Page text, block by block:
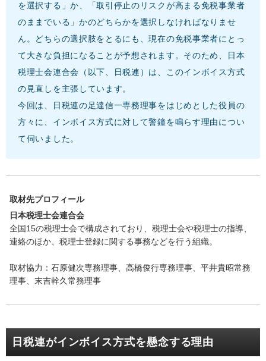
を選択する」か、「取引停止のリスクが高まる免税事業者
のままでいる」かのどちらかを選択しなければなりませ
ん。どちらの選択肢をとるにも、現在の免税事業者にとっ
て大きな負担になることが予想されます。そのため、日本
税理士会連合会（以下、日税連）は、このインボイス方式
の見直しを主張しています。
今回は、日税連の足達信一専務理事をはじめとした役員の
方々に、インボイス方式に対して警鐘を鳴らす理由につい
て伺いました。
取材先プロフィール
日本税理士会連合会
全国15の税理士会で構成されており、税理士会や税理士の指導、
連絡のほか、税理士登録に関する事務などを行う組織。
取材協力：石原健次専務理事、高橋俊行専務理事、平井貴昭常務
理事、末吉幹久常務理事
日税連がインボイス方式を懸念する理由